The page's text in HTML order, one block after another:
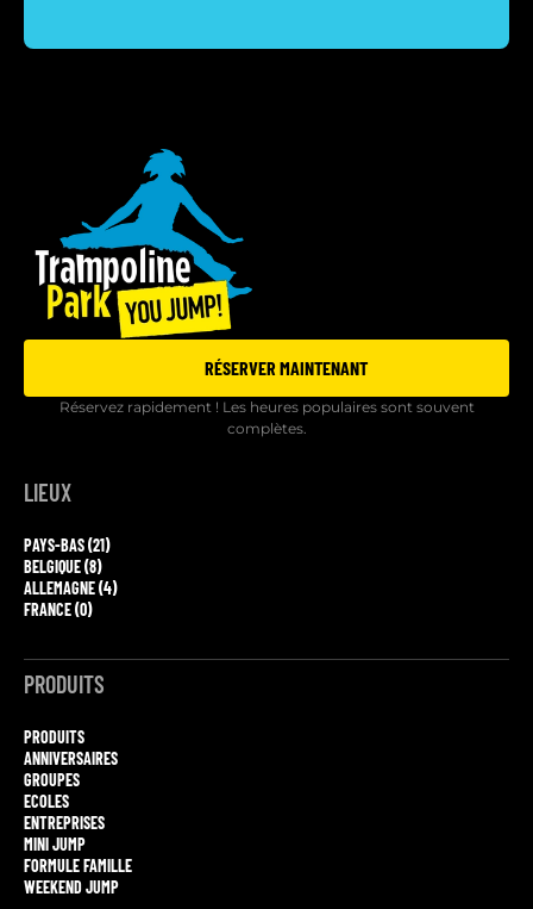
RÉSERVER MAINTENANT
Réservez rapidement ! Les heures populaires sont souvent
complètes.
LIEUX
PAYS-BAS (21)
BELGIQUE (8)
ALLEMAGNE (4)
FRANCE (0)
PRODUITS
PRODUITS
ANNIVERSAIRES
GROUPES
ECOLES
ENTREPRISES
MINI JUMP
FORMULE FAMILLE
WEEKEND JUMP